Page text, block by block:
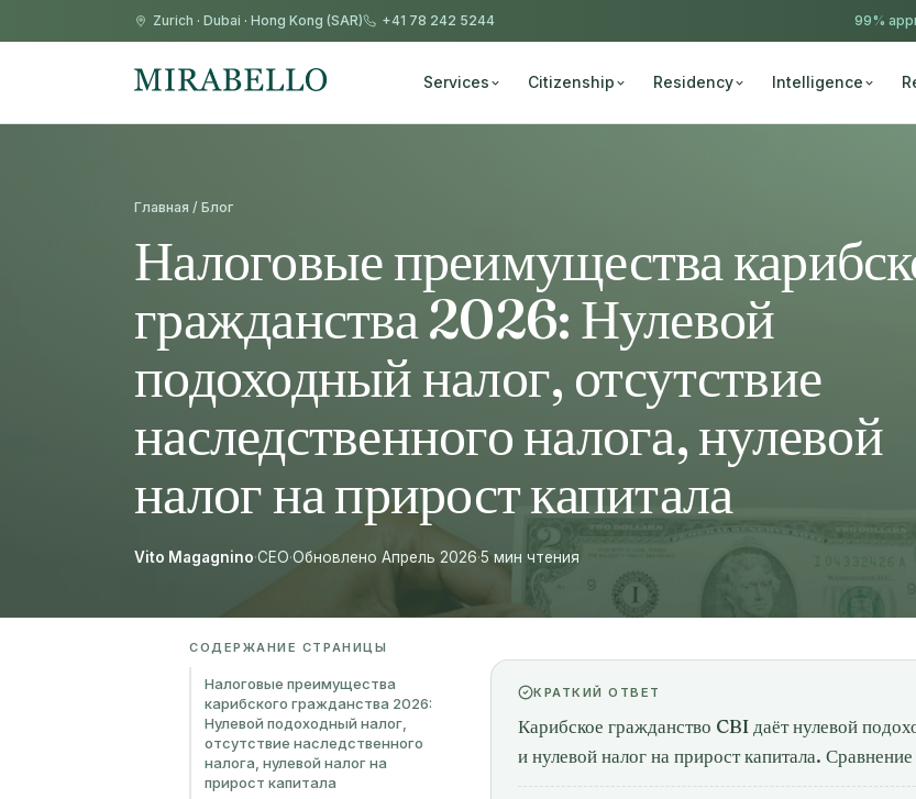
Zurich · Dubai · Hong Kong (SAR) +41 78 242 5244 99%
Services Citizenship Residency Intelligence
Главная / Блог
Налоговые преимущества
гражданства 2026: Нулевой
подоходный налог, отсутствие
наследственного налога, нулевой
налог на прирост капитала
Vito Magagnino·CEO·Обновлено Апрель 2026·5 мин чтения
СОДЕРЖАНИЕ СТРАНИЦЫ
Налоговые преимущества
карибского гражданства 2026:
Нулевой подоходный налог,
отсутствие наследственного
налога, нулевой налог на
прирост капитала
КРАТКИЙ ОТВЕТ
Карибское гражданство CBI даёт нулевой
и нулевой налог на прирост капитала.